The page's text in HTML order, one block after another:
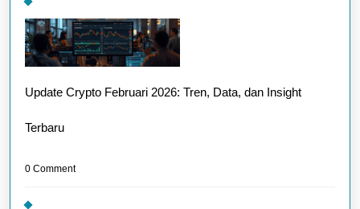
Update Crypto Februari 2026: Tren, Data, dan Insight
Terbaru
0 Comment